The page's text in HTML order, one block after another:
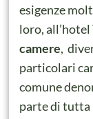
esigenze
loro,
camere,
particolari
comune
parte di tutta